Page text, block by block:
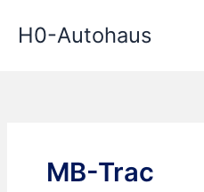
InhaltH0-Autohaus
MB-Trac